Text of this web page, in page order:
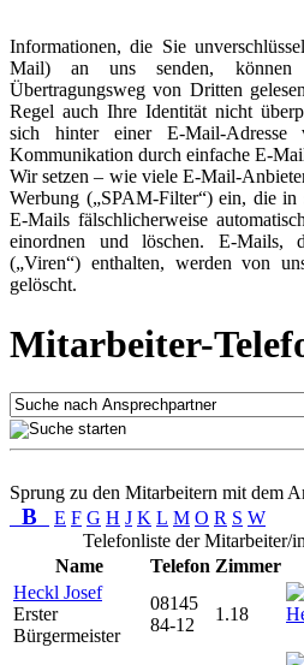
Informationen, die Sie
Mail) an uns senden, können
Übertragungsweg von Dritten
Regel auch Ihre Identität nicht
sich hinter einer E-Mail-Adresse
Kommunikation durch einfache E-
Wir setzen – wie viele E-Mail-
Werbung („SPAM-Filter“) ein, die in
E-Mails fälschlicherweise
einordnen und löschen. E-Mails,
(„Viren“) enthalten, werden von
gelöscht.
Mitarbeiter-
Sprung zu den Mitarbeitern mit dem
B E F G H J K L M O R S W
Telefonliste der Mitarbeiter/
Name
Telefon Zimmer
Heckl Josef
Erster
Bürgermeister
08145
84-12
1.18